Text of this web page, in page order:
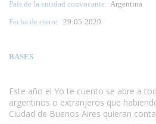
País de la entidad convocante: Argentina
Fecha de cierre: 29:05:2020
BASES
Este año el Yo te cuento se abre a
argentinos o extranjeros que
Ciudad de Buenos Aires quieran